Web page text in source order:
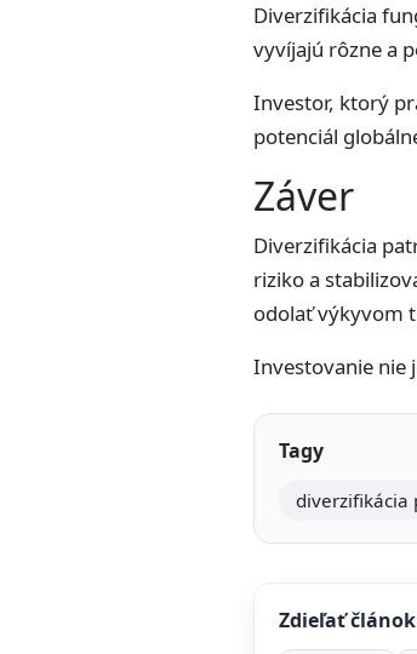
Diverzifikácia
vyvíjajú rôzne a
Investor, ktorý
potenciál
Záver
Diverzifikácia
riziko a
odolať výkyvom
Investovanie nie
Tagy
diverzifikácia
Zdieľať článok